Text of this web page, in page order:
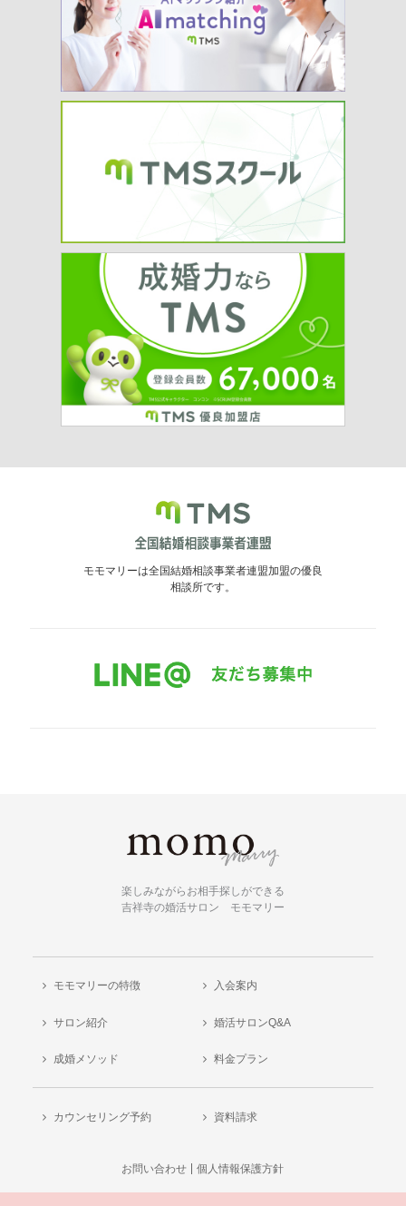
モモマリーは全国結婚相談事業者連盟加盟の優良
相談所です。
楽しみながらお相手探しができる
吉祥寺の婚活サロン モモマリー
モモマリーの特徴 入会案内
サロン紹介 婚活サロンQ&A
成婚メソッド 料金プラン
カウンセリング予約 資料請求
お問い合わせ 個人情報保護方針